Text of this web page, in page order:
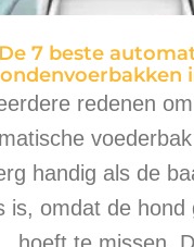
De 7 beste
redenen
handig als de
is, omdat de hond